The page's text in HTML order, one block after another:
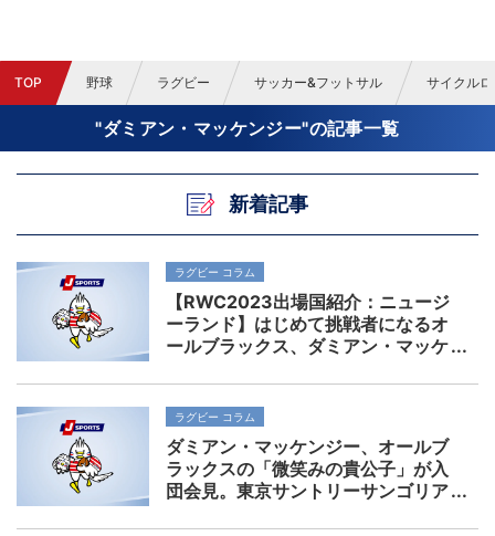
TOP 野球 ラグビー サッカー&フットサル サイクル
"ダミアン・マッケンジー"の記事一覧
新着記事
ラグビー コラム
【RWC2023出場国紹介：ニュージ
ーランド】はじめて挑戦者になるオ
ールブラックス、ダミアン・マッケ
ラグビー コラム
ダミアン・マッケンジー、オールブ
ラックスの「微笑みの貴公子」が入
団会見。東京サントリーサンゴリア